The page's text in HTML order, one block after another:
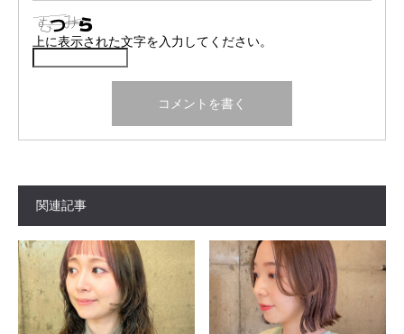
上に表示された文字を入力してください。
関連記事